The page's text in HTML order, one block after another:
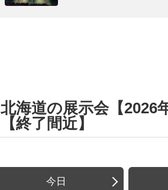
北海道の展示会【2026
【終了間近】
今日